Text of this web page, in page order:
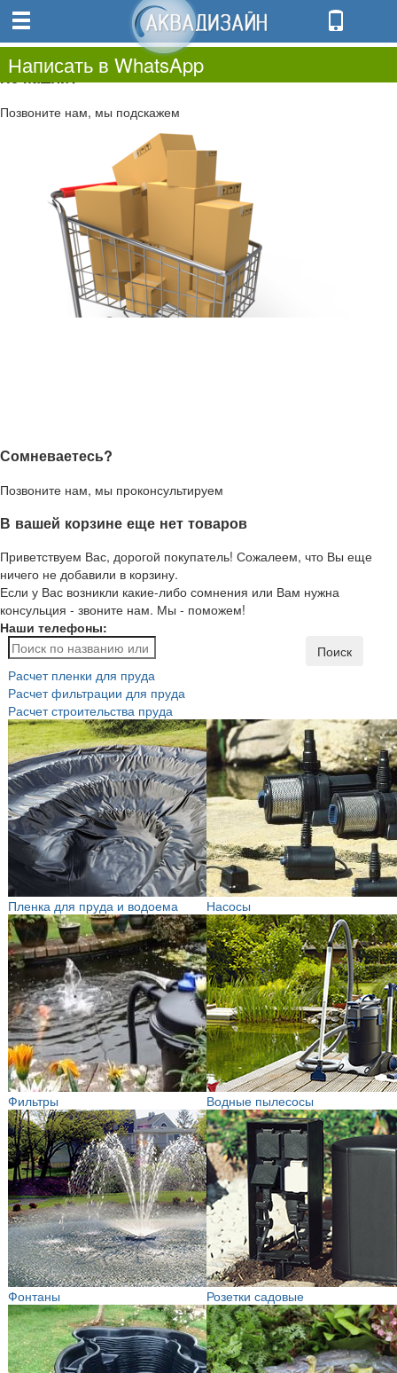
0.00
0
Не нашли?
Позвоните нам, мы подскажем
Сомневаетесь?
Позвоните нам, мы проконсультируем
В вашей корзине еще нет товаров
Приветствуем Вас, дорогой покупатель! Сожалеем, что Вы еще
ничего не добавили в корзину.
Если у Вас возникли какие-либо сомнения или Вам нужна
консульция - звоните нам. Мы - поможем!
Наши телефоны:
Написать в WhatsApp
Поиск
Расчет пленки для пруда
Расчет фильтрации для пруда
Расчет строительства пруда
Пленка для пруда и водоема Насосы
Фильтры Водные пылесосы
Фонтаны Розетки садовые